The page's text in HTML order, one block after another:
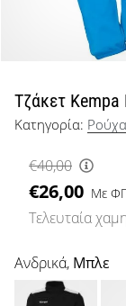
μπάσκετ
μπάσκετ
όπως
εμείς;
μαζί
μας
ως
πρεσβευτής
μάρκας
μας.
Τζάκετ
Κατηγορία:
€40,00
€26,00 Με
Τελευταία
Ανδρικά, Μπλε